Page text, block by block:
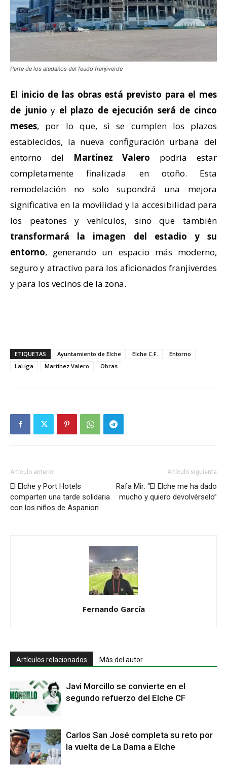
Parte de los aledaños del feudo franjiverde
El inicio de las obras está previsto para el mes
de junio y el plazo de ejecución será de cinco
meses, por lo que, si se cumplen los plazos
establecidos, la nueva configuración urbana del
entorno del
Martínez Valero podría estar
completamente finalizada en otoño. Esta
remodelación no solo supondrá una mejora
significativa en la movilidad y la accesibilidad para
los peatones y vehículos, sino que también
transformará la imagen del estadio y su
entorno, generando un espacio más moderno,
seguro y atractivo para los aficionados franjiverdes
y para los vecinos de la zona.
ETIQUETAS Ayuntamiento de Elche Elche C.F.
Entorno
LaLiga
Martínez Valero Obras
Artículo anterior
El Elche y Port Hotels
comparten una tarde solidaria
con los niños de Aspanion
Artículo siguiente
Rafa Mir: “El Elche me ha dado
mucho y quiero devolvérselo”
Fernando García
Artículos relacionados Más del autor
Javi Morcillo se convierte en el
segundo refuerzo del Elche CF
Carlos San José completa su reto por
la vuelta de La Dama a Elche